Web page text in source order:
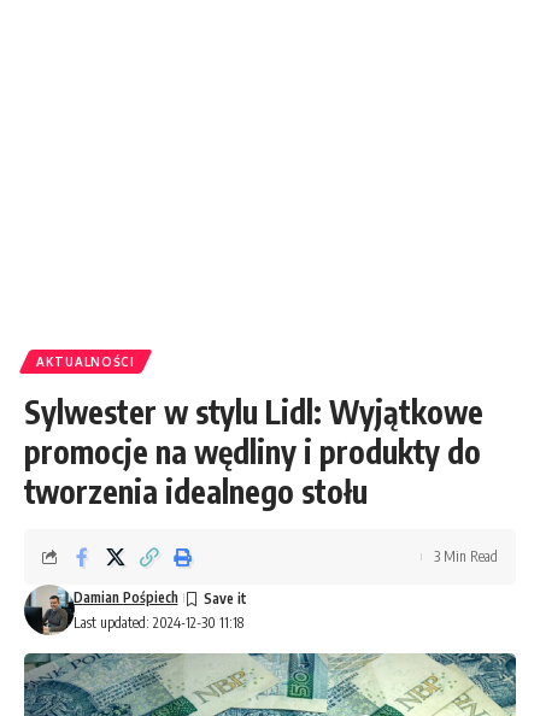
AKTUALNOŚCI
Sylwester w stylu Lidl: Wyjątkowe
promocje na wędliny i produkty do
tworzenia idealnego stołu
Last updated: 2024-12-30 11:18
Damian Pośpiech
3 Min Read